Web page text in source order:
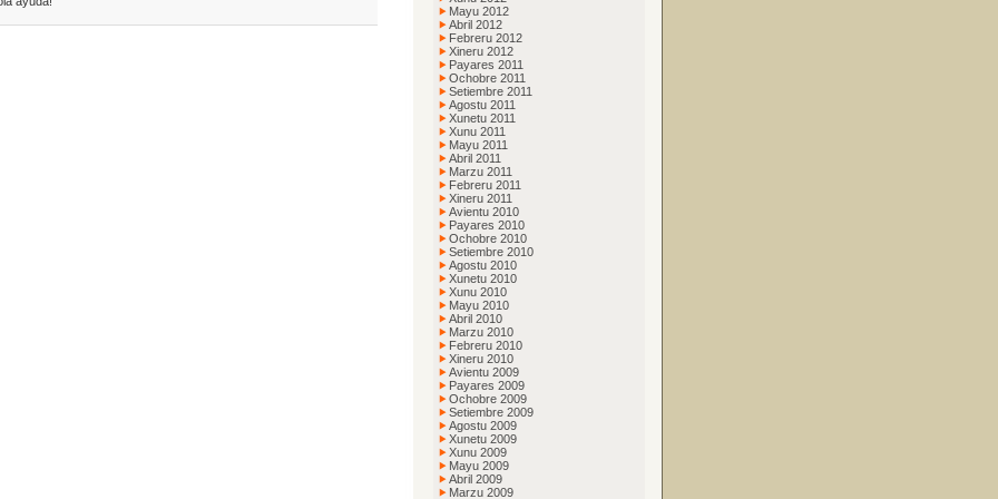
Mayu 2012
Abril 2012
Febreru 2012
Xineru 2012
Payares 2011
Ochobre 2011
Setiembre 2011
Agostu 2011
Xunetu 2011
Xunu 2011
Mayu 2011
Abril 2011
Marzu 2011
Febreru 2011
Xineru 2011
Avientu 2010
Payares 2010
Ochobre 2010
Setiembre 2010
Agostu 2010
Xunetu 2010
Xunu 2010
Mayu 2010
Abril 2010
Marzu 2010
Febreru 2010
Xineru 2010
Avientu 2009
Payares 2009
Ochobre 2009
Setiembre 2009
Agostu 2009
Xunetu 2009
Xunu 2009
Mayu 2009
Abril 2009
Marzu 2009